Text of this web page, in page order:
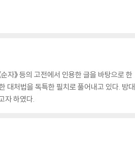
《순자》 등의 고전에서 인용한 글을 바탕으로 한
대처법을 독특한 필치로 풀어내고 있다. 방대
자 하였다.